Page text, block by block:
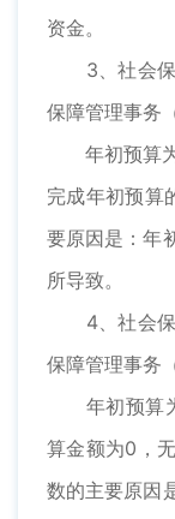
资金。
3、社会保
保障管理事务
年初预算为
完成年初预算
要原因是：年
所导致。
4、社会保
保障管理事务
年初预算为
算金额为0，
数的主要原因